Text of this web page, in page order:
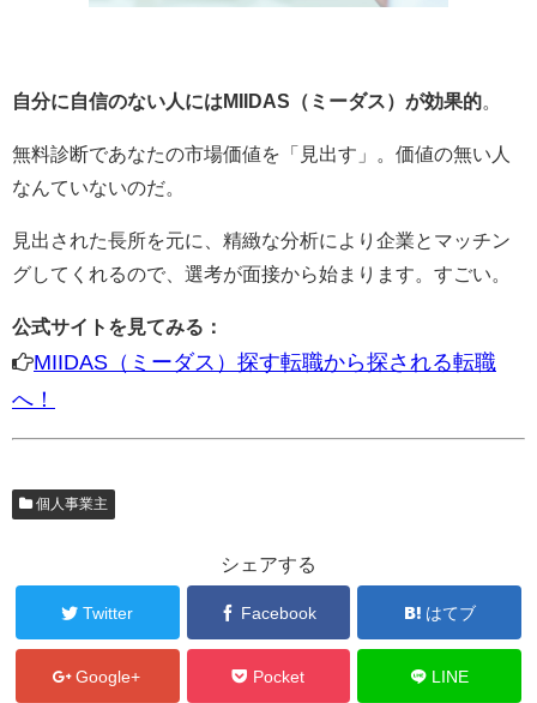
自分に自信のない人にはMIIDAS（ミーダス）が効果的。
無料診断であなたの市場価値を「見出す」。価値の無い人
なんていないのだ。
見出された長所を元に、精緻な分析により企業とマッチン
グしてくれるので、選考が面接から始まります。すごい。
公式サイトを見てみる：
MIIDAS（ミーダス）探す転職から探される転職
へ！
個人事業主
シェアする
Twitter Facebook はてブ
Google+ Pocket LINE